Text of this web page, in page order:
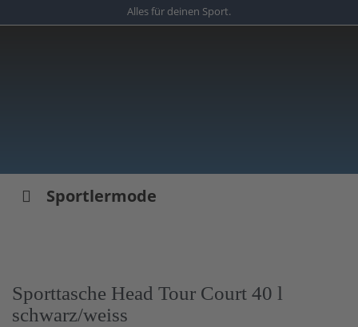
to
Alles für deinen Sport.
Sportlermode
Sporttasche Head Tour Court 40 l
schwarz/weiss